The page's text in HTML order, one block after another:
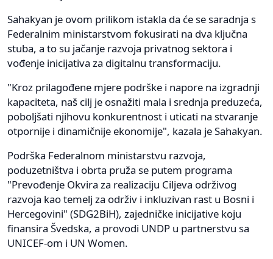
Sahakyan je ovom prilikom istakla da će se saradnja s
Federalnim ministarstvom fokusirati na dva ključna
stuba, a to su jačanje razvoja privatnog sektora i
vođenje inicijativa za digitalnu transformaciju.
"Kroz prilagođene mjere podrške i napore na izgradnji
kapaciteta, naš cilj je osnažiti mala i srednja preduzeća,
poboljšati njihovu konkurentnost i uticati na stvaranje
otpornije i dinamičnije ekonomije", kazala je Sahakyan.
Podrška Federalnom ministarstvu razvoja,
poduzetništva i obrta pruža se putem programa
"Prevođenje Okvira za realizaciju Ciljeva održivog
razvoja kao temelj za održiv i inkluzivan rast u Bosni i
Hercegovini" (SDG2BiH), zajedničke inicijative koju
finansira Švedska, a provodi UNDP u partnerstvu sa
UNICEF-om i UN Women.